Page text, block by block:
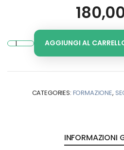
AGGIUNGI AL
CATEGORIES: FORMAZIONE,
INFORMAZIONI